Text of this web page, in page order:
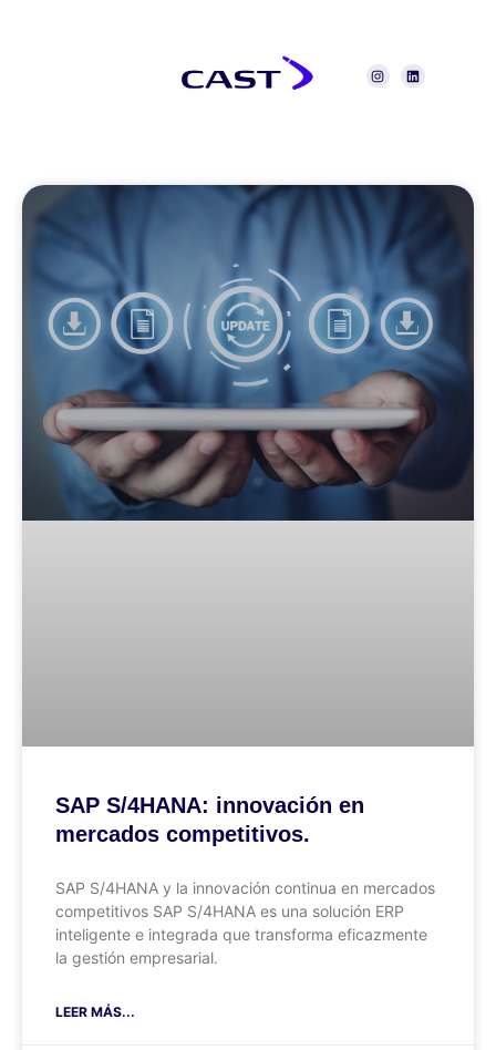
SAP S/4HANA: innovación en
mercados competitivos.
SAP S/4HANA y la innovación continua en mercados
competitivos SAP S/4HANA es una solución ERP
inteligente e integrada que transforma eficazmente
la gestión empresarial.
LEER MÁS...